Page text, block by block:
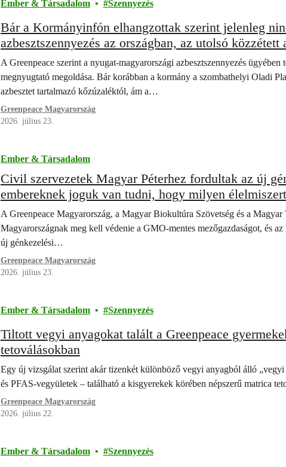
Ember & Társadalom Szennyezés
Bár a Kormányinfón elhangzottak szerint jelenleg
azbesztszennyezés az országban, az utolsó közzétett
községben is jelentős határérték feletti szennyezést
A Greenpeace szerint a nyugat-magyarországi azbesztszennyezés
megnyugtató megoldása. Bár korábban a kormány a szombathelyi Oladi
azbesztet tartalmazó kőzúzaléktól, ám a…
Greenpeace Magyarország
2026. július 23.
Ember & Társadalom
Civil szervezetek Magyar Péterhez fordultak az új
embereknek joguk van tudni, hogy milyen
A Greenpeace Magyarország, a Magyar Biokultúra Szövetség és a Magyar
Magyarországnak meg kell védenie a GMO-mentes mezőgazdaságot, és
új génkezelési…
Greenpeace Magyarország
2026. július 23.
Ember & Társadalom Szennyezés
Tiltott vegyi anyagokat talált a Greenpeace
tetoválásokban
Egy új vizsgálat szerint akár tizenkét különböző vegyi anyagból álló
és PFAS-vegyületek – található a kisgyerekek körében népszerű matrica
Greenpeace Magyarország
2026. július 22.
Ember & Társadalom Szennyezés